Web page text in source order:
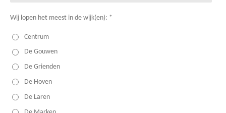
Wij lopen het meest in de wijk(en): *
Centrum
De Gouwen
De Grienden
De Hoven
De Laren